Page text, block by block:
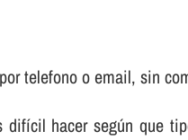
telefono o email, sin
hacer según que